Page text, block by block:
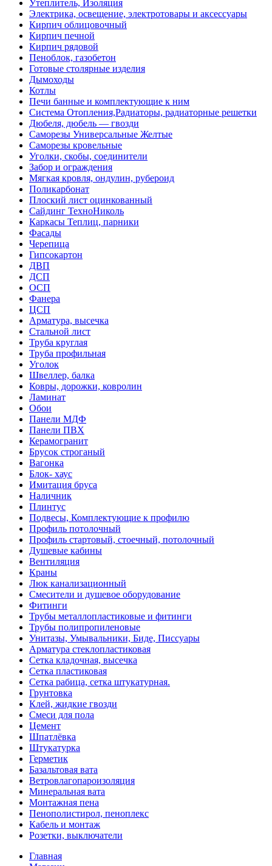
Утеплитель, Изоляция
Электрика, освещение, электротовары и аксессуары
Кирпич облицовочный
Кирпич печной
Кирпич рядовой
Пеноблок, газобетон
Готовые столярные изделия
Дымоходы
Котлы
Печи банные и комплектующие к ним
Система Отопления,Радиаторы, радиаторные решетки
Дюбеля, дюбель — гвозди
Саморезы Универсальные Желтые
Саморезы кровельные
Уголки, скобы, соединители
Забор и ограждения
Мягкая кровля, ондулин, рубероид
Поликарбонат
Плоский лист оцинкованный
Сайдинг ТехноНиколь
Каркасы Теплиц, парники
Фасады
Черепица
Гипсокартон
ДВП
ДСП
ОСП
Фанера
ЦСП
Арматура, высечка
Стальной лист
Труба круглая
Труба профильная
Уголок
Швеллер, балка
Ковры, дорожки, ковролин
Ламинат
Обои
Панели МДФ
Панели ПВХ
Керамогранит
Брусок строганый
Вагонка
Блок- хаус
Имитация бруса
Наличник
Плинтус
Подвесы, Комплектующие к профилю
Профиль потолочный
Профиль стартовый, стоечный, потолочный
Душевые кабины
Вентиляция
Краны
Люк канализационный
Смесители и душевое оборудование
Фитинги
Трубы металлопластиковые и фитинги
Трубы полипропиленовые
Унитазы, Умывальники, Биде, Писсуары
Арматура стеклопластиковая
Сетка кладочная, высечка
Сетка пластиковая
Сетка рабица, сетка штукатурная.
Грунтовка
Клей, жидкие гвозди
Смеси для пола
Цемент
Шпатлёвка
Штукатурка
Герметик
Базальтовая вата
Ветровлагопароизоляция
Минеральная вата
Монтажная пена
Пенополистирол, пеноплекс
Кабель и монтаж
Розетки, выключатели
Главная